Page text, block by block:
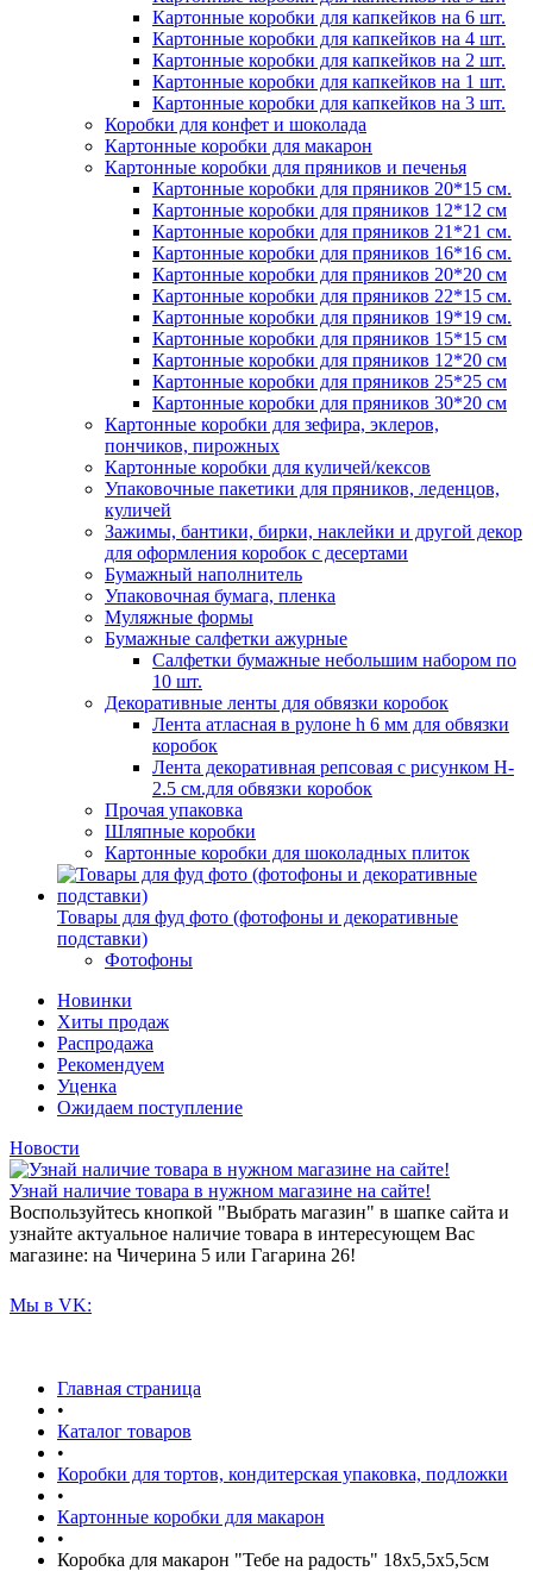
Картонные коробки для капкейков на 6 шт.
Картонные коробки для капкейков на 4 шт.
Картонные коробки для капкейков на 2 шт.
Картонные коробки для капкейков на 1 шт.
Картонные коробки для капкейков на 3 шт.
Коробки для конфет и шоколада
Картонные коробки для макарон
Картонные коробки для пряников и печенья
Картонные коробки для пряников 20*15 см.
Картонные коробки для пряников 12*12 см
Картонные коробки для пряников 21*21 см.
Картонные коробки для пряников 16*16 см.
Картонные коробки для пряников 20*20 см
Картонные коробки для пряников 22*15 см.
Картонные коробки для пряников 19*19 см.
Картонные коробки для пряников 15*15 см
Картонные коробки для пряников 12*20 см
Картонные коробки для пряников 25*25 см
Картонные коробки для пряников 30*20 см
Картонные коробки для зефира, эклеров,
пончиков, пирожных
Картонные коробки для куличей/кексов
Упаковочные пакетики для пряников, леденцов,
куличей
Зажимы, бантики, бирки, наклейки и другой декор
для оформления коробок с десертами
Бумажный наполнитель
Упаковочная бумага, пленка
Муляжные формы
Бумажные салфетки ажурные
Салфетки бумажные небольшим набором по
10 шт.
Декоративные ленты для обвязки коробок
Лента атласная в рулоне h 6 мм для обвязки
коробок
Лента декоративная репсовая с рисунком H-
2.5 см.для обвязки коробок
Прочая упаковка
Шляпные коробки
Картонные коробки для шоколадных плиток
Товары для фуд фото (фотофоны и декоративные
подставки)
Фотофоны
Новинки
Хиты продаж
Распродажа
Рекомендуем
Уценка
Ожидаем поступление
Новости
Узнай наличие товара в нужном магазине на сайте!
Воспользуйтесь кнопкой "Выбрать магазин" в шапке сайта и
узнайте актуальное наличие товара в интересующем Вас
магазине: на Чичерина 5 или Гагарина 26!
Мы в VK:
Главная страница
•
Каталог товаров
•
Коробки для тортов, кондитерская упаковка, подложки
•
Картонные коробки для макарон
•
Коробка для макарон "Тебе на радость" 18х5,5х5,5см